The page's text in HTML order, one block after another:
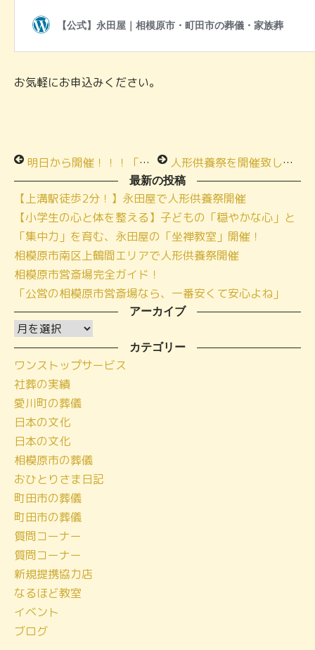
お気軽にお申込みください。
明日から開催！！！「小さな家族葬ハウス®上鶴間」グランドオープン内覧会＆相談会！ 人形供養祭を開催致しました！in小さな家族葬ハウス®上溝
最新の投稿
【上溝駅徒歩2分！】永田屋で人形供養祭開催
【小学生の心と体を整える】子どもの「穏やかな心」と
「集中力」を育む、永田屋の「坐禅教室」開催！
相模原市南区上鶴間エリアで人形供養祭開催
相模原市営斎場完全ガイド！
「公営の相模原市営斎場なら、一番安くて安心よね」
アーカイブ
ア
ー
カ
イ
ブ
カテゴリー
ワンストップサービス
社葬の実績
愛川町の葬儀
日本の文化
日本の文化
相模原市の葬儀
おひとりさま日記
町田市の葬儀
町田市の葬儀
質問コーナー
質問コーナー
新規提携協力店
なるほど教室
イベント
ブログ